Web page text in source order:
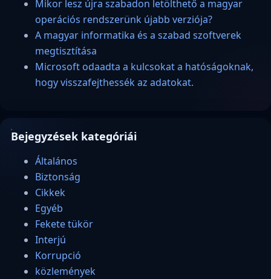
Mikor lesz újra szabadon letölthető a magyar
operációs rendszerünk újabb verziója?
A magyar informatika és a szabad szoftverek
megtisztítása
Microsoft odaadta a kulcsokat a hatóságoknak,
hogy visszafejthessék az adatokat.
Bejegyzések kategóriái
Általános
Biztonság
Cikkek
Egyéb
Fekete tükör
Interjú
Korrupció
közlemények